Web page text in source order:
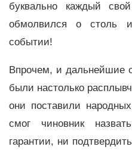
буквально каждый
обмолвился о столь
событии!
Впрочем, и дальнейшие
были настолько
они поставили
смог чиновник
гарантии, ни